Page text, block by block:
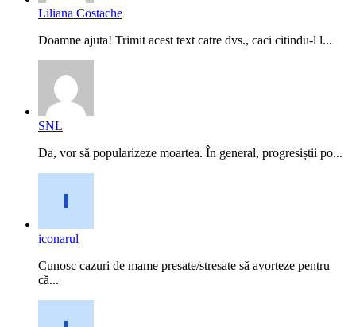
Liliana Costache
Doamne ajuta! Trimit acest text catre dvs., caci citindu-l l...
SNL
Da, vor să popularizeze moartea. În general, progresiștii po...
iconarul
Cunosc cazuri de mame presate/stresate să avorteze pentru
că...